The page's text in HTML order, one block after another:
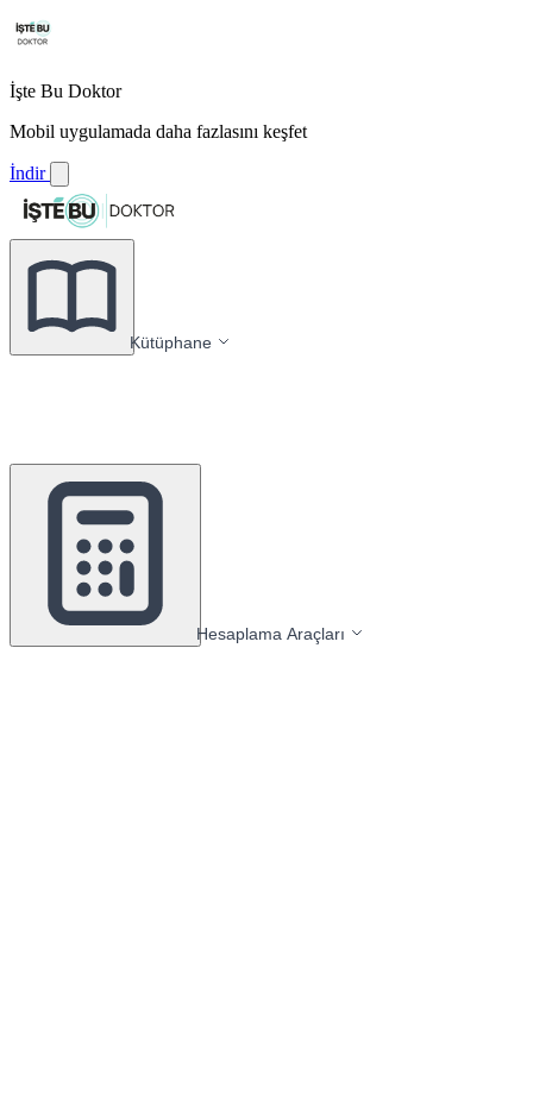
İşte Bu Doktor
Mobil uygulamada daha fazlasını keşfet
İndir
Kütüphane
Hesaplama Araçları